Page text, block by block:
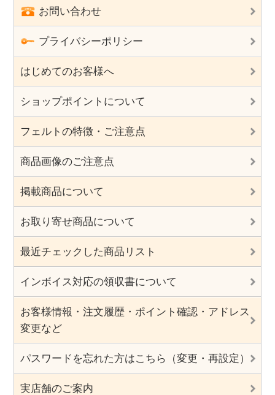
お問い合わせ
プライバシーポリシー
はじめてのお客様へ
ショップポイントについて
フェルトの特徴・ご注意点
商品画像のご注意点
掲載商品について
お取り寄せ商品について
最近チェックした商品リスト
インボイス対応の領収書について
お客様情報・注文履歴・ポイント確認・アドレス
変更など
パスワードを忘れた方はこちら（変更・再設定）
実店舗のご案内